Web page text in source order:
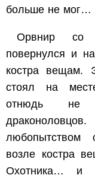
больше не мог…
Орвнир со
повернулся и
костра вещам.
стоял на
отнюдь не
любопытством
возле костра
Охотника… и